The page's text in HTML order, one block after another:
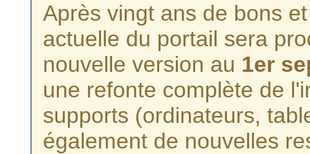
Après vingt ans de bons
actuelle du portail sera
nouvelle version au 1er
une refonte complète de
supports (ordinateurs,
également de nouvelles